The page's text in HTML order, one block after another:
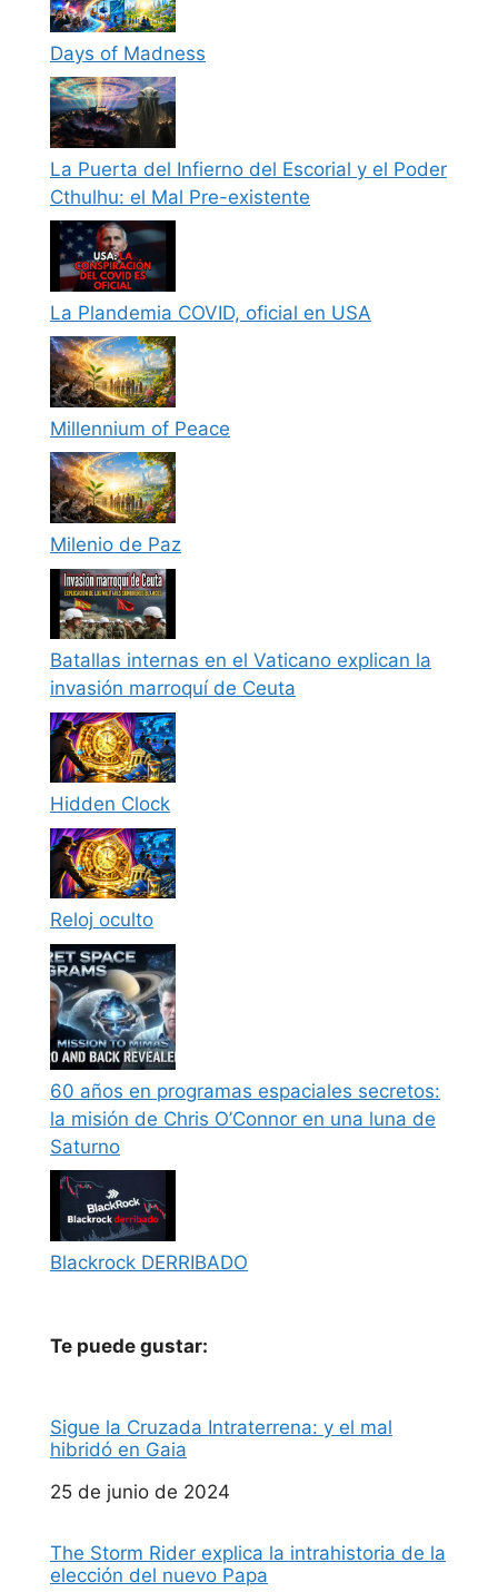
Days of Madness
La Puerta del Infierno del Escorial y el Poder
Cthulhu: el Mal Pre-existente
La Plandemia COVID, oficial en USA
Millennium of Peace
Milenio de Paz
Batallas internas en el Vaticano explican la
invasión marroquí de Ceuta
Hidden Clock
Reloj oculto
60 años en programas espaciales secretos:
la misión de Chris O’Connor en una luna de
Saturno
Blackrock DERRIBADO
Te puede gustar:
Sigue la Cruzada Intraterrena: y el mal
hibridó en Gaia
Fecha
25 de junio de 2024
The Storm Rider explica la intrahistoria de la
elección del nuevo Papa